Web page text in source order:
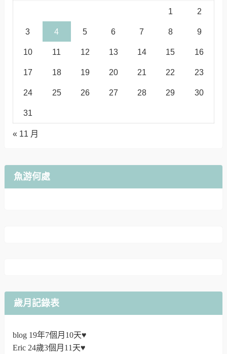
1 2
3 4 5 6 7 8 9
10 11 12 13 14 15 16
17 18 19 20 21 22 23
24 25 26 27 28 29 30
31
« 11 月
魚游何處
歲月記錄表
blog 19年7個月10天♥
Eric 24歲3個月11天♥